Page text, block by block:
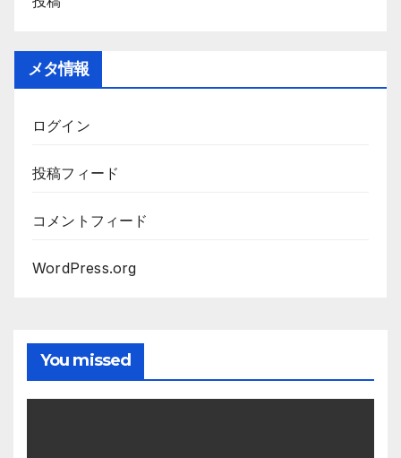
メタ情報
ログイン
投稿フィード
コメントフィード
WordPress.org
You missed